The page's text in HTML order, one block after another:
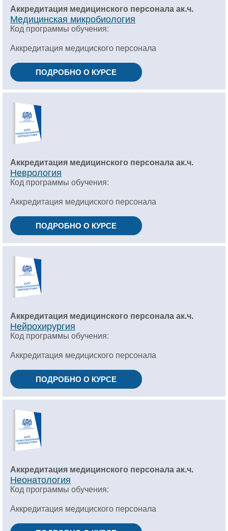
Аккредитация медицинского персонала ак.ч.
Медицинская микробиология
Код программы обучения:
Аккредитация медициского персонала
ПОДРОБНО О КУРСЕ
Аккредитация медицинского персонала ак.ч.
Неврология
Код программы обучения:
Аккредитация медициского персонала
ПОДРОБНО О КУРСЕ
Аккредитация медицинского персонала ак.ч.
Нейрохирургия
Код программы обучения:
Аккредитация медициского персонала
ПОДРОБНО О КУРСЕ
Аккредитация медицинского персонала ак.ч.
Неонатология
Код программы обучения:
Аккредитация медициского персонала